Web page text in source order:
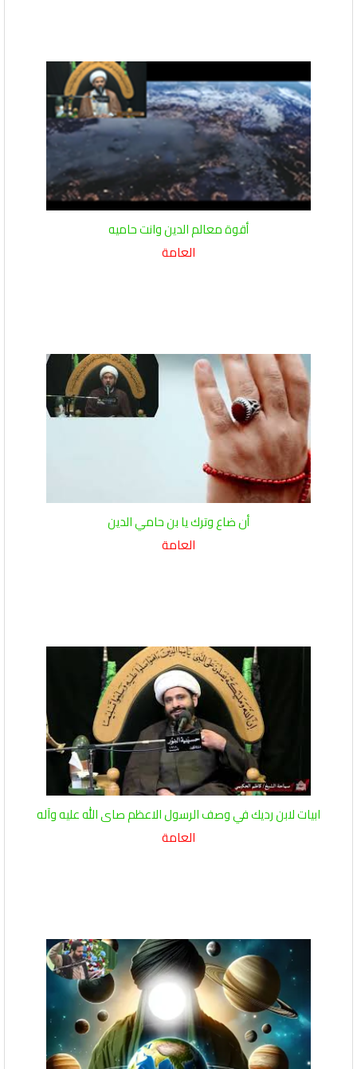
أقوة معالم الدين وانت حاميه
العامة
أن ضاع وترك يا بن حامي الدين
العامة
ابيات لابن رديك في وصف الرسول الاعظم صاى الله عليه وآله
العامة